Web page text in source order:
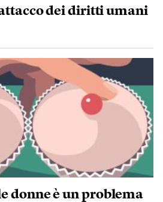
dei diritti umani
donne è un problema